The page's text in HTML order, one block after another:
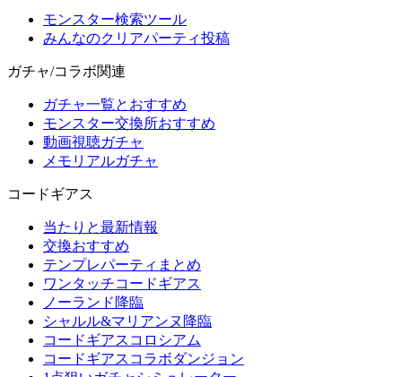
モンスター検索ツール
みんなのクリアパーティ投稿
ガチャ/コラボ関連
ガチャ一覧とおすすめ
モンスター交換所おすすめ
動画視聴ガチャ
メモリアルガチャ
コードギアス
当たりと最新情報
交換おすすめ
テンプレパーティまとめ
ワンタッチコードギアス
ノーランド降臨
シャルル&マリアンヌ降臨
コードギアスコロシアム
コードギアスコラボダンジョン